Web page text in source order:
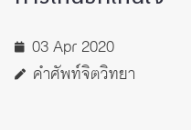
03 Apr 2020
คำศัพท์จิตวิทยา